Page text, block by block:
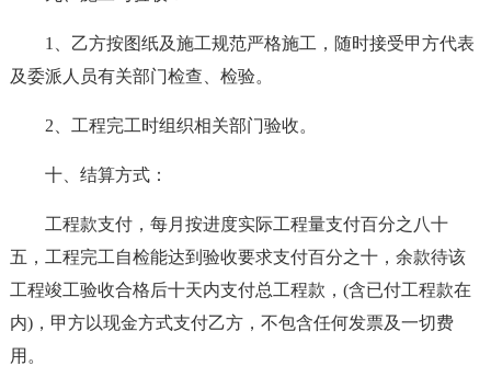
1、乙方按图纸及施工规范严格施工，随时接受甲方代表
及委派人员有关部门检查、检验。
2、工程完工时组织相关部门验收。
十、结算方式：
工程款支付，每月按进度实际工程量支付百分之八十
五，工程完工自检能达到验收要求支付百分之十，余款待该
工程竣工验收合格后十天内支付总工程款，(含已付工程款在
内)，甲方以现金方式支付乙方，不包含任何发票及一切费
用。